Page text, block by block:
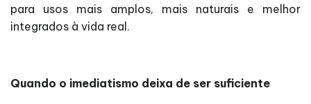
para usos mais amplos, mais naturais e melhor
integrados à vida real.
Quando o imediatismo deixa de ser suficiente